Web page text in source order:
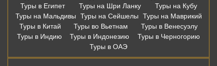
Туры в Египет
Туры на Шри Ланку
Туры на Кубу
Туры на Мальдивы
Туры на Сейшелы
Туры на Маврикий
Туры в Китай
Туры во Вьетнам
Туры в Венесуэлу
Туры в Индию
Туры в Индонезию
Туры в Черногорию
Туры в ОАЭ